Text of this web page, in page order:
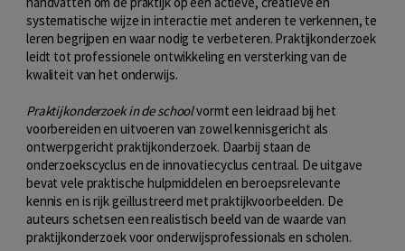
systematische wijze in interactie met anderen te verkennen, te
leren begrijpen en waar nodig te verbeteren. Praktijkonderzoek
leidt tot professionele ontwikkeling en versterking van de
kwaliteit van het onderwijs.
Praktijkonderzoek in de schoolvormt een leidraad bij het
voorbereiden en uitvoeren van zowel kennisgericht als
ontwerpgericht praktijkonderzoek. Daarbij staan de
onderzoekscyclus en de innovatiecyclus centraal. De uitgave
bevat vele praktische hulpmiddelen en beroepsrelevante
kennis en is rijk geïllustreerd met praktijkvoorbeelden. De
auteurs schetsen een realistisch beeld van de waarde van
praktijkonderzoek voor onderwijsprofessionals en scholen.